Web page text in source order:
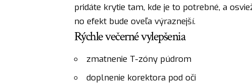
pridáte krytie tam, kde je to potrebné, a
no efekt bude oveľa výraznejší.
Rýchle večerné vylepšenia
zmatnenie T-zóny púdrom
doplnenie korektora pod oči